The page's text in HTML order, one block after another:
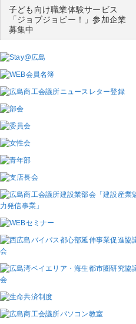
子ども向け職業体験サービス
「ジョブジョビー！」参加企業
募集中